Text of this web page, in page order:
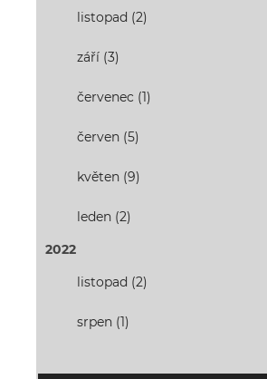
listopad (2)
září (3)
červenec (1)
červen (5)
květen (9)
leden (2)
2022
listopad (2)
srpen (1)